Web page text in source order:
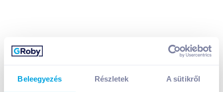
Beleegyezés Részletek A sütikről